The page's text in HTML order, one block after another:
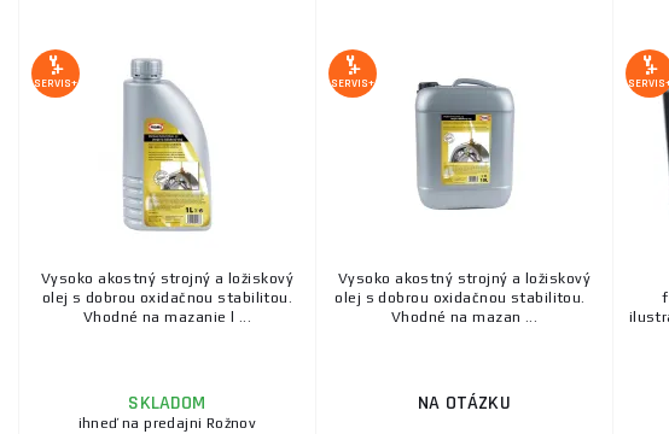
SERVIS+
Vysoko akostný strojný a ložiskový
olej s dobrou oxidačnou stabilitou.
Vhodné na mazanie l ...
SKLADOM
ihneď na predajni Rožnov
SERVIS+
Vysoko akostný strojný a ložiskový
olej s dobrou oxidačnou stabilitou.
Vhodné na mazan ...
NA OTÁZKU